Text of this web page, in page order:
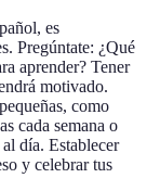
es
Pregúntate: ¿Qué
aprender? Tener
motivado.
como
cada semana o
día. Establecer
y celebrar tus